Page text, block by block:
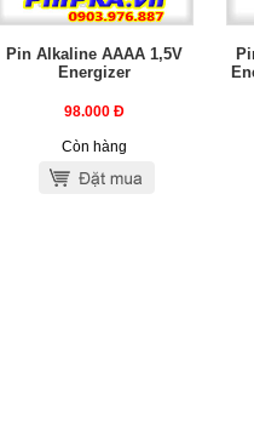
Pin Alkaline AAAA 1,5V
Energizer
98.000Đ
Còn hàng